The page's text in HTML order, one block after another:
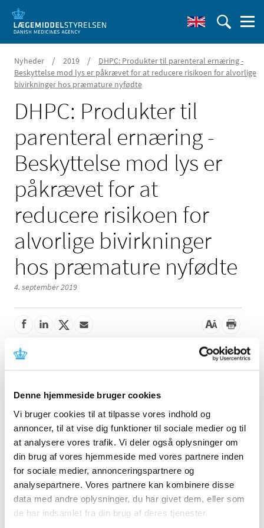
Denne hjemmeside bruger cookies
Vi bruger cookies til at tilpasse vores indhold og
annoncer, til at vise dig funktioner til sociale medier og til
at analysere vores trafik. Vi deler også oplysninger om
din brug af vores hjemmeside med vores partnere inden
for sociale medier, annonceringspartnere og
analysepartnere. Vores partnere kan kombinere disse
data med andre oplysninger, du har givet dem, eller som
de har indsamlet fra din brug af deres tjenester.
Nyheder / 2019 /
DHPC: Produkter til parenteral ernæring -
Beskyttelse mod lys er påkrævet for at reducere risikoen for alvorlige
bivirkninger hos præmature nyfødte
DHPC: Produkter til
parenteral ernæring -
Beskyttelse mod lys er
påkrævet for at
reducere risikoen for
alvorlige bivirkninger
hos præmature nyfødte
4. september 2019
Resumé
bør produkter til parenteral ernæring, som
indeholder aminosyrer og/eller lipider, beskyttes
mod lys (beholdere og administrationssæt).
Brug af produkter til parenteral ernæring, som
indeholder aminosyrer og/eller lipider og har været
eksponeret for lys, især i blandinger med vitaminer
og/eller sporstoffer, kan medføre alvorlige
bivirkninger hos præmature nyfødte. Det skyldes, at
der dannes peroxider og andre